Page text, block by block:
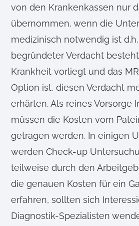
von den Krankenkassen nur
übernommen, wenn die
medizinisch notwendig ist
begründeter Verdacht
Krankheit vorliegt und das
Option ist, diesen Verdacht
erhärten. Als reines Vorsorge
müssen die Kosten vom
getragen werden. In einigen
werden Check-up
teilweise durch den
die genauen Kosten für ein
erfahren, sollten sich
Diagnostik-Spezialisten